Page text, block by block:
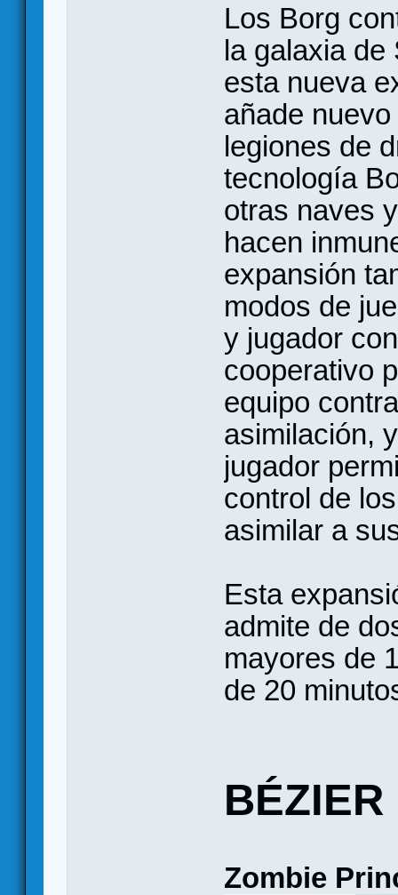
Los Borg
la galaxia de
esta nueva
añade
legiones de
tecnología
otras naves
hacen
expansión
modos de
y jugador
cooperativo
equipo
asimilación,
jugador
control de
asimilar a
Esta
admite de
mayores de
de 20
BÉZIER
Zombie